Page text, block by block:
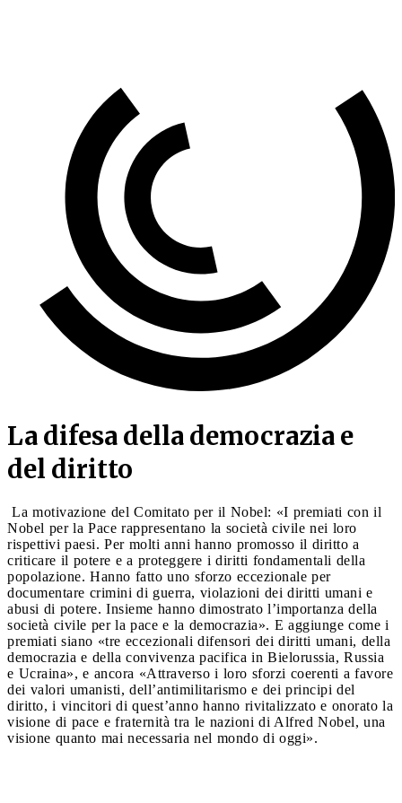
La difesa della democrazia e
del diritto
La motivazione del Comitato per il Nobel: «I premiati con il
Nobel per la Pace rappresentano la società civile nei loro
rispettivi paesi. Per molti anni hanno promosso il diritto a
criticare il potere e a proteggere i diritti fondamentali della
popolazione. Hanno fatto uno sforzo eccezionale per
documentare crimini di guerra, violazioni dei diritti umani e
abusi di potere. Insieme hanno dimostrato l’importanza della
società civile per la pace e la democrazia». E aggiunge come i
premiati siano «tre eccezionali difensori dei diritti umani, della
democrazia e della convivenza pacifica in Bielorussia, Russia
e Ucraina», e ancora «Attraverso i loro sforzi coerenti a favore
dei valori umanisti, dell’antimilitarismo e dei principi del
diritto, i vincitori di quest’anno hanno rivitalizzato e onorato la
visione di pace e fraternità tra le nazioni di Alfred Nobel, una
visione quanto mai necessaria nel mondo di oggi».